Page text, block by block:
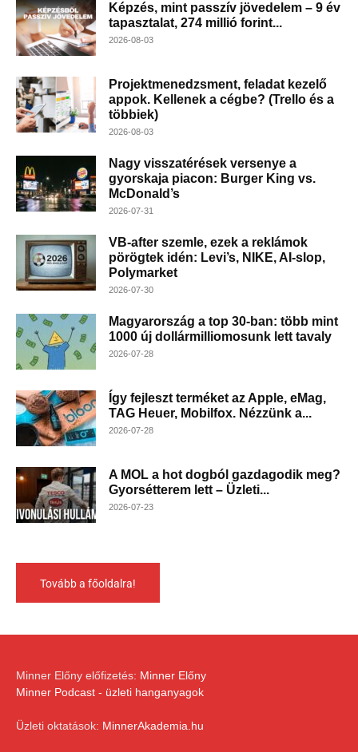
Képzés, mint passzív jövedelem – 9 év
tapasztalat, 274 millió forint...
2026-08-03
Projektmenedzsment, feladat kezelő
appok. Kellenek a cégbe? (Trello és a
többiek)
2026-08-03
Nagy visszatérések versenye a
gyorskaja piacon: Burger King vs.
McDonald’s
2026-07-31
VB-after szemle, ezek a reklámok
pörögtek idén: Levi’s, NIKE, AI-slop,
Polymarket
2026-07-30
Magyarország a top 30-ban: több mint
1000 új dollármilliomosunk lett tavaly
2026-07-28
Így fejleszt terméket az Apple, eMag,
TAG Heuer, Mobilfox. Nézzünk a...
2026-07-28
A MOL a hot dogból gazdagodik meg?
Gyorsétterem lett – Üzleti...
2026-07-23
Tovább a főoldalra!
Minner Előny előfizetés: Minner Előny
Minner Podcast - üzleti hanganyagok
Üzleti oktatások: MinnerAkademia.hu